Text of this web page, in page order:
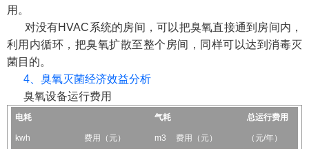
用。
对没有HVAC系统的房间，可以把臭氧直接通到房间内，
利用内循环，把臭氧扩散至整个房间，同样可以达到消毒灭
菌目的。
4、臭氧灭菌经济效益分析
臭氧设备运行费用
电耗 气耗 总运行费用
kwh 费用（元） m3 费用（元） （元/年）